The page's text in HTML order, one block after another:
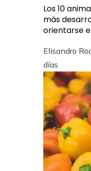
Los 10
más
orientarse
Elisandro
días